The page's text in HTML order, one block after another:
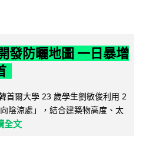
發防曬地圖 一日暴增
首爾大學 23 歲學生劉敏俊利用 2
陰涼處」，結合建築物高度、太
全文